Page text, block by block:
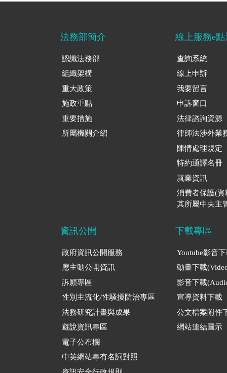
法務部簡介
認識法務部
組織架構
重大政策
施政重點
重要措施
所屬機關介紹
線上服務e點
查詢系統
線上申辦
我要留言
申訴窗口
法律諮詢資源
律師法涉外業
陳情處理規定
特約通譯名冊
就業資訊
消費者保護(資
其所屬中央主
資訊公開
政府資訊公開服務
應主動公開資訊
訴願專區
性別主流化/性騷擾防治專區
法務研究計畫與成果
遊說資訊專區
電子公布欄
中英網站專有名詞對照
下載專區
Youtube影音
動畫下載
影音下載
宣導資料下載
公文檔案附件
網站連結圖示